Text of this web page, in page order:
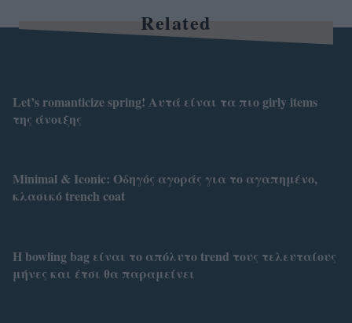
Related
Let’s romanticize spring! Αυτά είναι τα πιο girly items
της άνοιξης
Minimal & Iconic: Οδηγός αγοράς για το αγαπημένο,
κλασικό trench coat
H bowling bag είναι το απόλυτο trend τους τελευταίους
μήνες και έτσι θα παραμείνει